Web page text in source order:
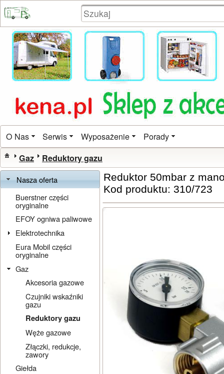
O Nas Serwis Wyposażenie Porady
Gaz Reduktory gazu
Nasza oferta
Buerstner części
oryginalne
EFOY ogniwa paliwowe
Elektrotechnika
Eura Mobil części
oryginalne
Gaz
Akcesoria gazowe
Czujniki wskaźniki
gazu
Reduktory gazu
Węże gazowe
Złączki, redukcje,
zawory
Giełda
Reduktor 50mbar z
Kod produktu: 310/723